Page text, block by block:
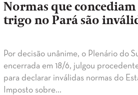
Normas que
trigo no Pará são
Por decisão unânime, o Plenário do
encerrada em 18/6, julgou
para declarar inválidas normas do
Imposto sobre…